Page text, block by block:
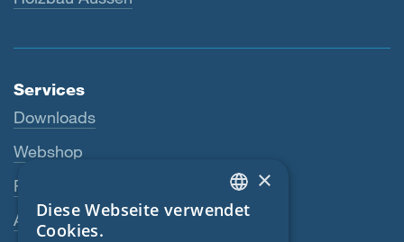
Services
Downloads
Webshop
Fachhändler
Ansprechperson
ENGLISH
×
Diese Webseite verwendet
Cookies.